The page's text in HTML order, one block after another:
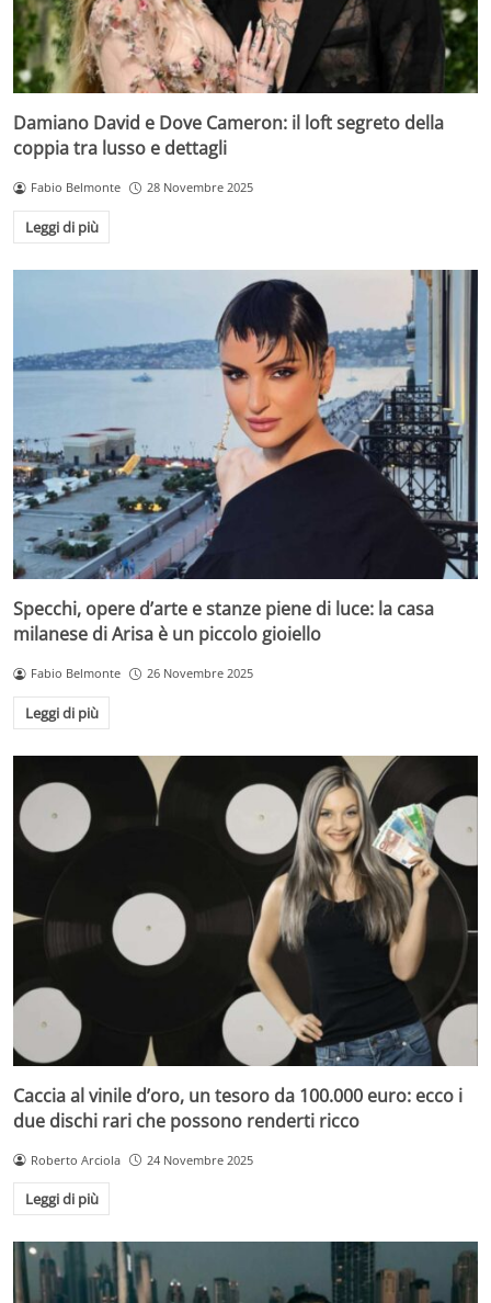
Damiano David e Dove Cameron: il loft segreto della
coppia tra lusso e dettagli
Fabio Belmonte 28 Novembre 2025
Leggi di più
Specchi, opere d’arte e stanze piene di luce: la casa
milanese di Arisa è un piccolo gioiello
Fabio Belmonte 26 Novembre 2025
Leggi di più
Caccia al vinile d’oro, un tesoro da 100.000 euro: ecco i
due dischi rari che possono renderti ricco
Roberto Arciola 24 Novembre 2025
Leggi di più